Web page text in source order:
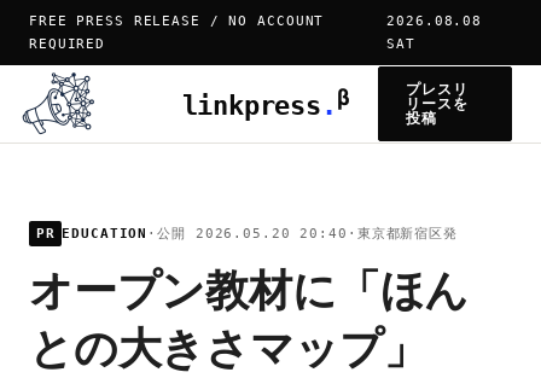
FREE PRESS RELEASE / NO ACCOUNT
REQUIRED
2026.08.08
SAT
linkpress . β
プレスリ
リースを
投稿
PR EDUCATION ·公開 2026.05.20 20:40 · 東京都新宿区発
オープン教材に「ほん
との大きさマップ」